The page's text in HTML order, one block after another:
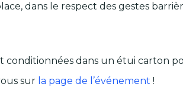
dans le respect des gestes
conditionnées dans un étui carton
sur la page de l’événement !